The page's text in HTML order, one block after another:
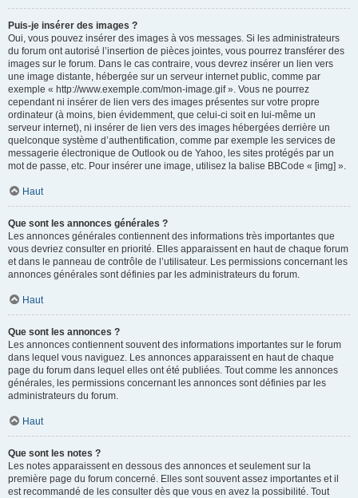
Puis-je insérer des images ?
Oui, vous pouvez insérer des images à vos messages. Si les administrateurs
du forum ont autorisé l’insertion de pièces jointes, vous pourrez transférer des
images sur le forum. Dans le cas contraire, vous devrez insérer un lien vers
une image distante, hébergée sur un serveur internet public, comme par
exemple « http://www.exemple.com/mon-image.gif ». Vous ne pourrez
cependant ni insérer de lien vers des images présentes sur votre propre
ordinateur (à moins, bien évidemment, que celui-ci soit en lui-même un
serveur internet), ni insérer de lien vers des images hébergées derrière un
quelconque système d’authentification, comme par exemple les services de
messagerie électronique de Outlook ou de Yahoo, les sites protégés par un
mot de passe, etc. Pour insérer une image, utilisez la balise BBCode « [img] ».
Haut
Que sont les annonces générales ?
Les annonces générales contiennent des informations très importantes que
vous devriez consulter en priorité. Elles apparaissent en haut de chaque forum
et dans le panneau de contrôle de l’utilisateur. Les permissions concernant les
annonces générales sont définies par les administrateurs du forum.
Haut
Que sont les annonces ?
Les annonces contiennent souvent des informations importantes sur le forum
dans lequel vous naviguez. Les annonces apparaissent en haut de chaque
page du forum dans lequel elles ont été publiées. Tout comme les annonces
générales, les permissions concernant les annonces sont définies par les
administrateurs du forum.
Haut
Que sont les notes ?
Les notes apparaissent en dessous des annonces et seulement sur la
première page du forum concerné. Elles sont souvent assez importantes et il
est recommandé de les consulter dès que vous en avez la possibilité. Tout